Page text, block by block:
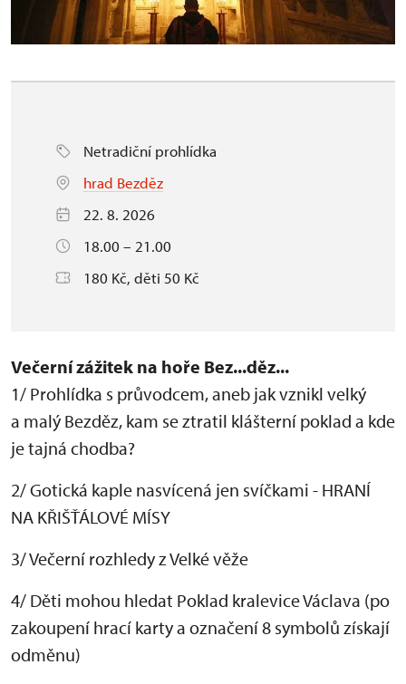
Netradiční prohlídka
hrad Bezděz
22. 8. 2026
18.00 – 21.00
180 Kč, děti 50 Kč
Večerní zážitek na hoře Bez...děz...
1/ Prohlídka s průvodcem, aneb jak vznikl velký
a malý Bezděz, kam se ztratil klášterní poklad a kde
je tajná chodba?
2/ Gotická kaple nasvícená jen svíčkami - HRANÍ
NA KŘIŠŤÁLOVÉ MÍSY
3/ Večerní rozhledy z Velké věže
4/ Děti mohou hledat Poklad kralevice Václava (po
zakoupení hrací karty a označení 8 symbolů získají
odměnu)